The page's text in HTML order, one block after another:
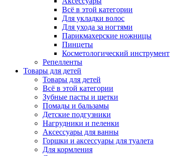
Всё в этой категории
Для укладки волос
Для ухода за ногтями
Парикмахерские ножницы
Пинцеты
Косметологический инструмент
Репелленты
Товары для детей
Товары для детей
Всё в этой категории
Зубные пасты и щетки
Помады и бальзамы
Детские подгузники
Нагрудники и пеленки
Аксессуары для ванны
Горшки и аксессуары для туалета
Для кормления